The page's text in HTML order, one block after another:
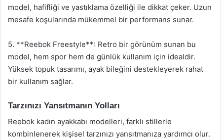
model, hafifliği ve yastıklama özelliği ile dikkat çeker. Uzun
mesafe koşularında mükemmel bir performans sunar.
5. **Reebok Freestyle**: Retro bir görünüm sunan bu
model, hem spor hem de günlük kullanım için idealdir.
Yüksek topuk tasarımı, ayak bileğini destekleyerek rahat
bir kullanım sağlar.
Tarzınızı Yansıtmanın Yolları
Reebok kadın ayakkabı modelleri, farklı stillerle
kombinlenerek kişisel tarzınızı yansıtmanıza yardımcı olur.